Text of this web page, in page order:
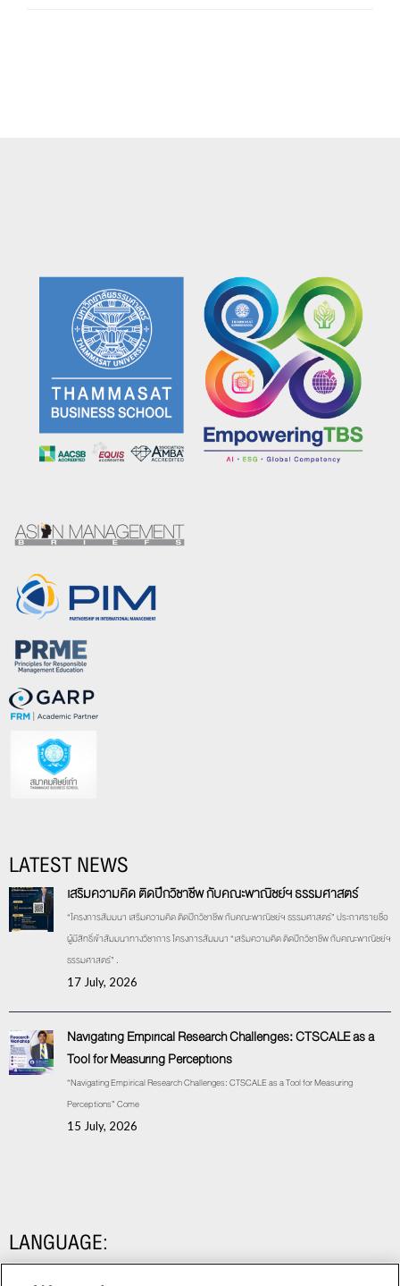
LATEST NEWS
เสริมความคิด ติดปีกวิชาชีพ กับคณะพาณิชย์ฯ ธรรมศาสตร์
“โครงการสัมมนา เสริมความคิด ติดปีกวิชาชีพ กับคณะพาณิชย์ฯ ธรรมศาสตร์” ประกาศรายชื่อ
ผู้มีสิทธิ์เข้าสัมมนาทางวิชาการ โครงการสัมมนา “เสริมความคิด ติดปีกวิชาชีพ กับคณะพาณิชย์ฯ
ธรรมศาสตร์” .
17 July, 2026
Navigating Empirical Research Challenges: CTSCALE as a
Tool for Measuring Perceptions
“Navigating Empirical Research Challenges: CTSCALE as a Tool for Measuring
Perceptions” Come
15 July, 2026
LANGUAGE: